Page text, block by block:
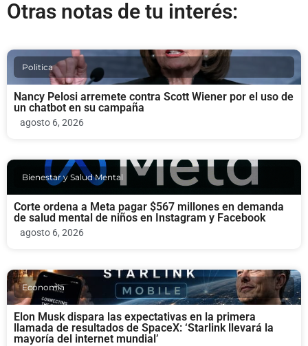
Otras notas de tu interés:
Politica
Nancy Pelosi arremete contra Scott Wiener por el uso de
un chatbot en su campaña
agosto 6, 2026
Bienestar y Salud Mental
Corte ordena a Meta pagar $567 millones en demanda
de salud mental de niños en Instagram y Facebook
agosto 6, 2026
Economia
Elon Musk dispara las expectativas en la primera
llamada de resultados de SpaceX: ‘Starlink llevará la
mayoría del internet mundial’